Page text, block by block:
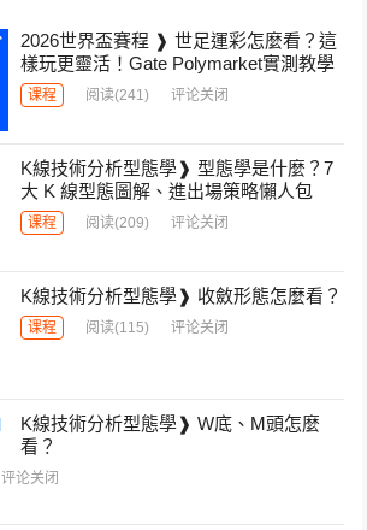
2026世界盃賽程 ❱ 世足運彩怎麼看？這
樣玩更靈活！Gate Polymarket實測教學
课程 阅读(241) 评论关闭
K線技術分析型態學❱ 型態學是什麼？7
大 K 線型態圖解、進出場策略懶人包
课程 阅读(209) 评论关闭
K線技術分析型態學❱ 收斂形態怎麼看？
课程 阅读(115) 评论关闭
K線技術分析型態學❱ W底、M頭怎麼
看？
评论关闭